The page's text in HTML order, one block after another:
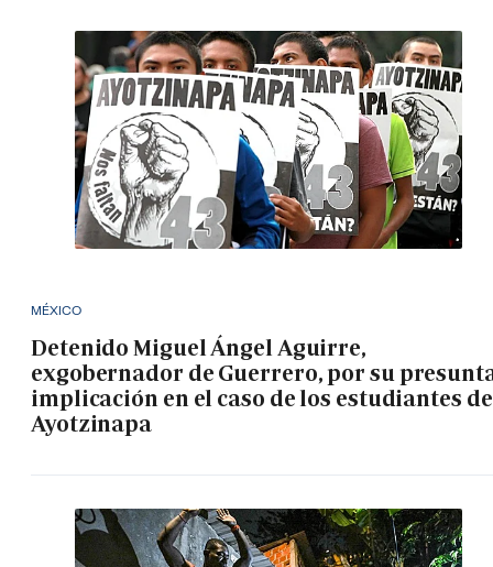
MÉXICO
Detenido Miguel Ángel Aguirre,
exgobernador de Guerrero, por su
implicación en el caso de los estudiantes de
Ayotzinapa